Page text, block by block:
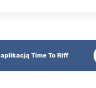
Time To Riff